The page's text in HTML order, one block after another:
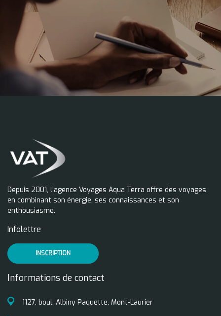
Depuis 2001, l'agence Voyages Aqua Terra offre des voyages
en combinant son énergie, ses connaissances et son
enthousiasme.
Informations de contact
1127, boul. Albiny Paquette, Mont-Laurier
Infolettre
INSCRIPTION